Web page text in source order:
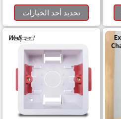
تحديد أحد الخيارات